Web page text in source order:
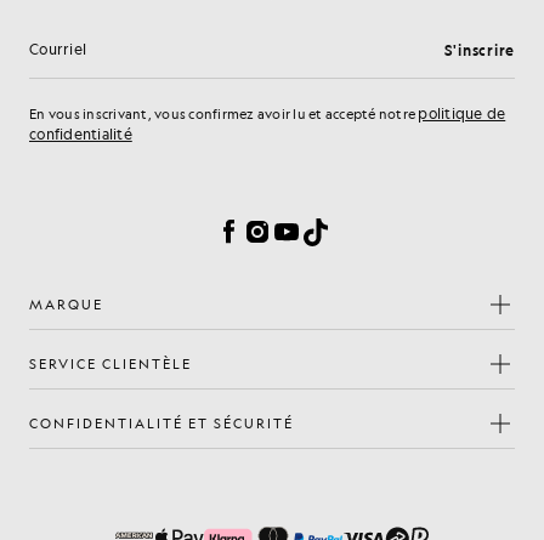
Adresse e-mail S'inscrire
En vous inscrivant, vous confirmez avoir lu et accepté notre politique de
confidentialité
Facebook
Instagram
YouTube
TikTok
MARQUE
SERVICE CLIENTÈLE
CONFIDENTIALITÉ ET SÉCURITÉ